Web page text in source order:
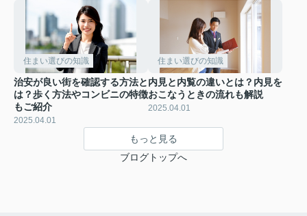
住まい選びの知識
治安が良い街を確認する方法と
は？歩く方法やコンビニの特徴
もご紹介
2025.04.01
住まい選びの知識
内見と内覧の違いとは？内見を
おこなうときの流れも解説
2025.04.01
もっと見る
ブログトップへ